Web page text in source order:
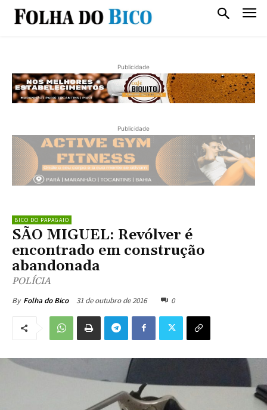
Publicidade
Publicidade
BICO DO PAPAGAIO
SÃO MIGUEL: Revólver é
encontrado em construção
abandonada
POLÍCIA
By Folha do Bico 31 de outubro de 2016 0